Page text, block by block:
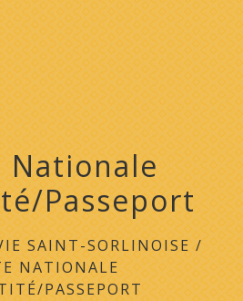
menu
Nationale
Passeport
SAINT-SORLINOISE/
NATIONALE
PASSEPORT